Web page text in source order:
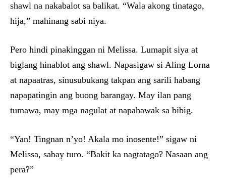
shawl na nakabalot sa balikat. “Wala akong tinatago,
hija,” mahinang sabi niya.
Pero hindi pinakinggan ni Melissa. Lumapit siya at
biglang hinablot ang shawl. Napasigaw si Aling Lorna
at napaatras, sinusubukang takpan ang sarili habang
napapatingin ang buong barangay. May ilan pang
tumawa, may mga nagulat at napahawak sa bibig.
“Yan! Tingnan n’yo! Akala mo inosente!” sigaw ni
Melissa, sabay turo. “Bakit ka nagtatago? Nasaan ang
pera?”